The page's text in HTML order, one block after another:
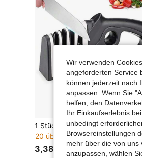
20 übrig
3,38€
Wir verwenden
angeforderten Service
können jederzeit nach
anpassen. Wenn Sie
helfen, den
Ihr Einkaufserlebnis
unbedingt
Browsereinstellungen
mehr über die von uns
anzupassen, wählen